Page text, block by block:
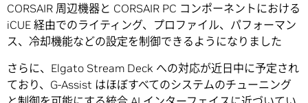
CORSAIR 周辺機器と CORSAIR PC コンポーネントにおける
iCUE 経由でのライティング、プロファイル、パフォーマン
ス、冷却機能などの設定を制御できるようになりました
さらに、Elgato Stream Deck への対応が近日中に予定され
ており、G-Assist はほぼすべてのシステムのチューニング